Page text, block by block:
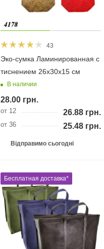
43
Эко-сумка Ламинированная с
тиснением 26х30х15 см
В наличии
28.00 грн.
от 12 26.88 грн.
от 36 25.48 грн.
Відправимо сьогодні
Бесплатная доставка*